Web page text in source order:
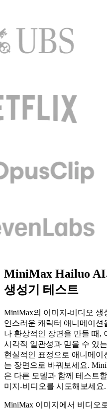
MiniMax Hailuo AI
생성기 테스트
MiniMax의 이미지-비디오
연스러운 캐릭터 애니메이
나 환상적인 장면을 만들 때,
시각적 일관성과 믿을 수 있
현실적인 표정으로 애니메이
는 장면으로 바꿔보세요.
은 다른 모델과 함께 테스트
미지-비디오를 시도해보세요.
MiniMax 이미지에서 비디오